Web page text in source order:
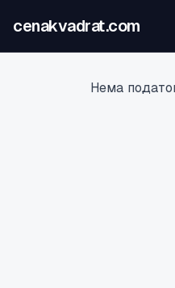
cenakvadrat.com
Нема